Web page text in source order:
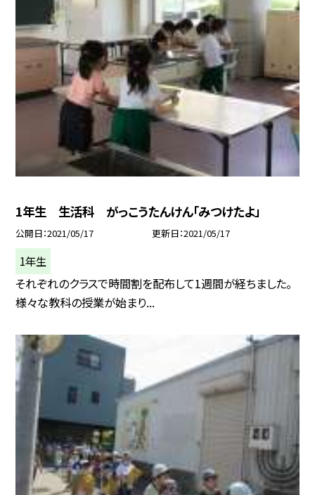
1年生 生活科 がっこうたんけん「みつけたよ」
公開日 2021/05/17 更新日 2021/05/17
1年生
それぞれのクラスで時間割を配布して1週間が経ちました。
様々な教科の授業が始まり...